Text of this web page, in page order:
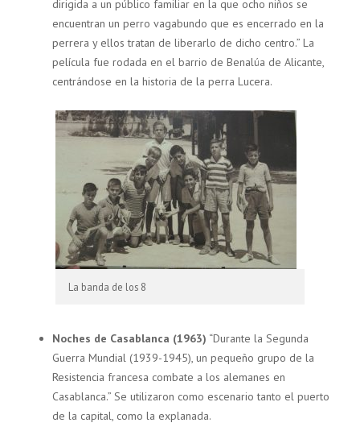
dirigida a un público familiar en la que ocho niños se
encuentran un perro vagabundo que es encerrado en la
perrera y ellos tratan de liberarlo de dicho centro.” La
película fue rodada en el barrio de Benalúa de Alicante,
centrándose en la historia de la perra Lucera.
La banda de los 8
Noches de Casablanca (1963) “Durante la Segunda
Guerra Mundial (1939-1945), un pequeño grupo de la
Resistencia francesa combate a los alemanes en
Casablanca.” Se utilizaron como escenario tanto el puerto
de la capital, como la explanada.